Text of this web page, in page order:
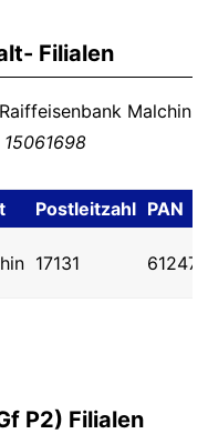
Filialen
Malchin
15061698
Postleitzahl PAN
17131 61247
P2) Filialen